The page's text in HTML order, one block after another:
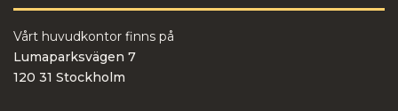
Vårt huvudkontor finns på
Lumaparksvägen 7
120 31 Stockholm